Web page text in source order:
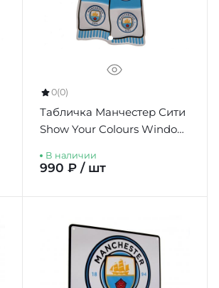
0(0)
Табличка Манчестер Сити
Show Your Colours Window
В наличии
990 ₽ / шт